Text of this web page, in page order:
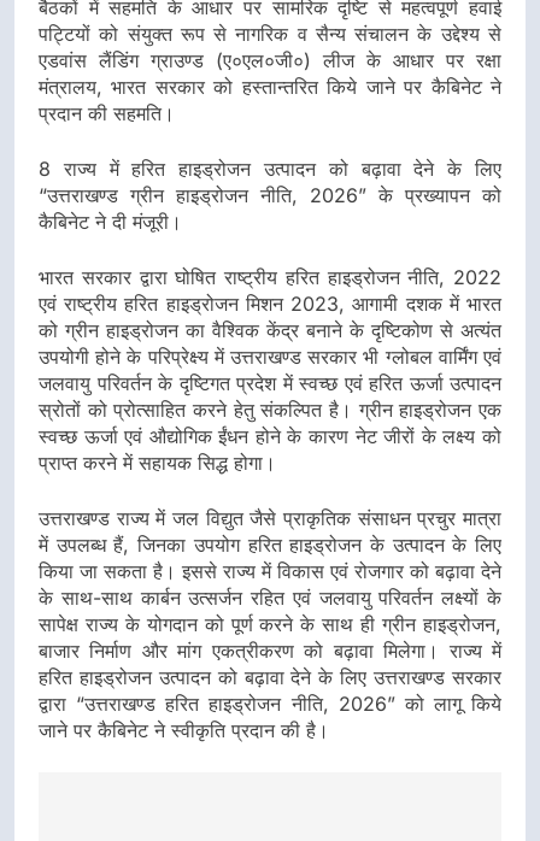
बैठकों में सहमति के आधार पर सामरिक दृष्टि से महत्वपूर्ण हवाई
पट्टियों को संयुक्त रूप से नागरिक व सैन्य संचालन के उद्देश्य से
एडवांस लैंडिंग ग्राउण्ड (ए०एल०जी०) लीज के आधार पर रक्षा
मंत्रालय, भारत सरकार को हस्तान्तरित किये जाने पर कैबिनेट ने
प्रदान की सहमति।
8 राज्य में हरित हाइड्रोजन उत्पादन को बढ़ावा देने के लिए
“उत्तराखण्ड ग्रीन हाइड्रोजन नीति, 2026” के प्रख्यापन को
कैबिनेट ने दी मंजूरी।
भारत सरकार द्वारा घोषित राष्ट्रीय हरित हाइड्रोजन नीति, 2022
एवं राष्ट्रीय हरित हाइड्रोजन मिशन 2023, आगामी दशक में भारत
को ग्रीन हाइड्रोजन का वैश्विक केंद्र बनाने के दृष्टिकोण से अत्यंत
उपयोगी होने के परिप्रेक्ष्य में उत्तराखण्ड सरकार भी ग्लोबल वार्मिंग एवं
जलवायु परिवर्तन के दृष्टिगत प्रदेश में स्वच्छ एवं हरित ऊर्जा उत्पादन
स्रोतों को प्रोत्साहित करने हेतु संकल्पित है। ग्रीन हाइड्रोजन एक
स्वच्छ ऊर्जा एवं औद्योगिक ईंधन होने के कारण नेट जीरों के लक्ष्य को
प्राप्त करने में सहायक सिद्ध होगा।
उत्तराखण्ड राज्य में जल विद्युत जैसे प्राकृतिक संसाधन प्रचुर मात्रा
में उपलब्ध हैं, जिनका उपयोग हरित हाइड्रोजन के उत्पादन के लिए
किया जा सकता है। इससे राज्य में विकास एवं रोजगार को बढ़ावा देने
के साथ-साथ कार्बन उत्सर्जन रहित एवं जलवायु परिवर्तन लक्ष्यों के
सापेक्ष राज्य के योगदान को पूर्ण करने के साथ ही ग्रीन हाइड्रोजन,
बाजार निर्माण और मांग एकत्रीकरण को बढ़ावा मिलेगा। राज्य में
हरित हाइड्रोजन उत्पादन को बढ़ावा देने के लिए उत्तराखण्ड सरकार
द्वारा “उत्तराखण्ड हरित हाइड्रोजन नीति, 2026” को लागू किये
जाने पर कैबिनेट ने स्वीकृति प्रदान की है।